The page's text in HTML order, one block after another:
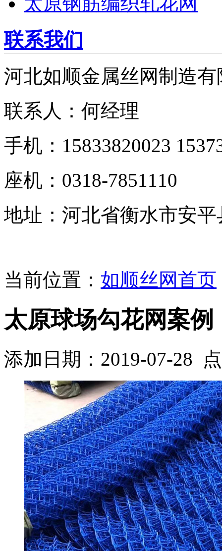
联系我们
河北如顺金属丝网制造有
联系人：何经理
手机：15833820023
座机：0318-7851110
地址：河北省衡水市安
当前位置： 如顺丝网首页
太原球场勾花网案例
添加日期：2019-07-28